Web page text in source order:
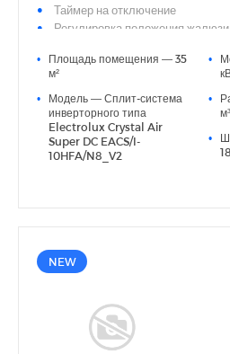
Таймер на отключение
Регулировка положения жалюзи
Регулировка температуры
Точность установки
Автоматический режим
Поддержание температуры
Количество скоростей
Режим SLEEP
Функции
Авторестарт при отключении
Память заданных параметров
Память положения жалюзи
•
Площадь помещения — 35
м²
•
Модель — Сплит-система
инверторного типа
Electrolux Crystal Air
Super DC EACS/I-
10HFA/N8_V2
•
•
•
NEW